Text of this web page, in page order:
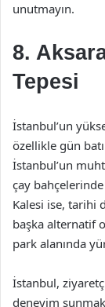
unutmayın.
8.
Tepesi
İstanbul’un
özellikle gün
İstanbul’un
çay
Kalesi ise, tarihi
başka alternatif
park alanında
İstanbul,
deneyim